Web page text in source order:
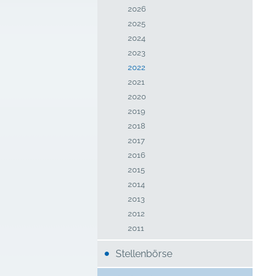
2026
2025
2024
2023
2022
2021
2020
2019
2018
2017
2016
2015
2014
2013
2012
2011
Stellenbörse